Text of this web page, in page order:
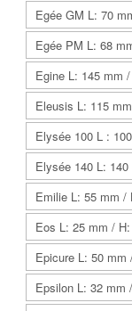
Egée GM L: 70
Egée PM L: 68
Egine L: 145 mm
Eleusis L: 115
Elysée 100 L :
Elysée 140 L:
Emilie L: 55 mm /
Eos L: 25 mm /
Epicure L: 50 mm
Epsilon L: 32 mm